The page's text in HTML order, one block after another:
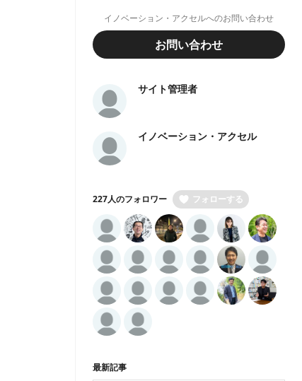
イノベーション・アクセルへのお問い合わせ
お問い合わせ
サイト管理者
イノベーション・アクセル
227人のフォロワー フォローする
最新記事